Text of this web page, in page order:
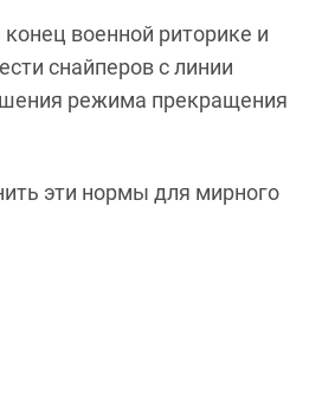
военной риторике и
снайперов с линии
режима прекращения
эти нормы для мирного